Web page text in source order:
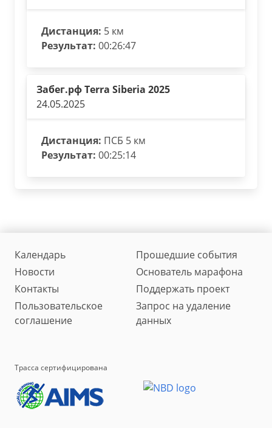
Дистанция: 5 км
Результат: 00:26:47
Забег.рф Terra Siberia 2025
24.05.2025
Дистанция: ПСБ 5 км
Результат: 00:25:14
Календарь
Прошедшие события
Новости
Основатель марафона
Контакты
Поддержать проект
Пользовательское
соглашение
Запрос на удаление
данных
Трасса сертифицирована